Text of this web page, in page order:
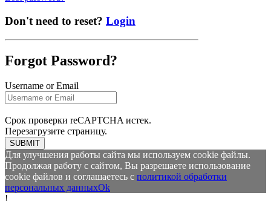
Don't need to reset? Login
Forgot Password?
Username or Email
Срок проверки reCAPTCHA истек.
Перезагрузите страницу.
SUBMIT
Для улучшения работы сайта мы используем cookie файлы.
Продолжая работу с сайтом, Вы разрешаете использование
cookie файлов и соглашаетесь с политикой обработки
персональных данныхOk
!